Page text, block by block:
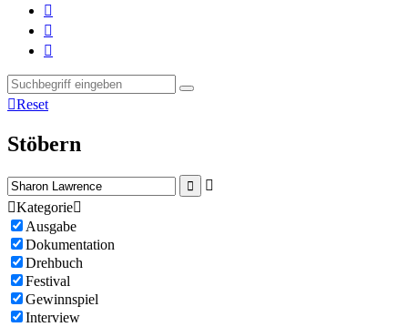



Reset
Stöbern


Kategorie
Ausgabe
Dokumentation
Drehbuch
Festival
Gewinnspiel
Interview